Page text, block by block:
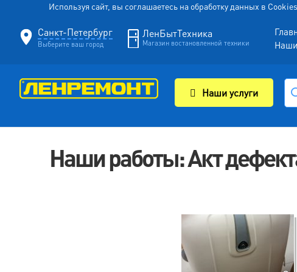
Используя сайт, вы соглашаетесь на обработку данных в
Санкт-Петербург
Выберите ваш город
ЛенБытТехника
Магазин востановленной техники
Наши услуги
Наши работы: Акт